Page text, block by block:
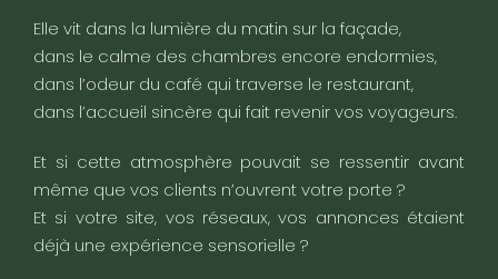
Elle vit dans la lumière du matin sur la façade,
dans le calme des chambres encore endormies,
dans l’odeur du café qui traverse le restaurant,
dans l’accueil sincère qui fait revenir vos voyageurs.
Et si cette atmosphère pouvait se ressentir avant
même que vos clients n’ouvrent votre porte ?
Et si votre site, vos réseaux, vos annonces étaient
déjà une expérience sensorielle ?